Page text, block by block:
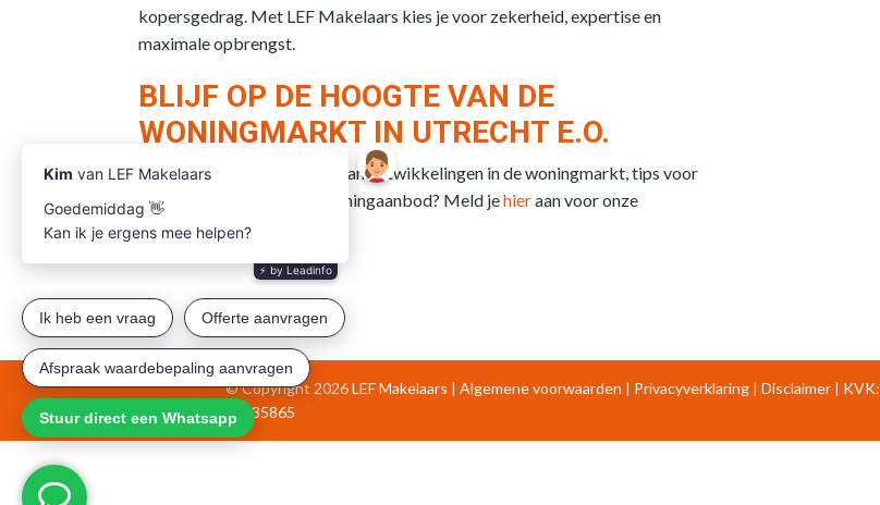
kopersgedrag. Met LEF Makelaars kies je voor zekerheid, expertise en
maximale opbrengst.
BLIJF OP DE HOOGTE VAN DE
WONINGMARKT IN UTRECHT E.O.
Wil je op de hoogte blijven van ontwikkelingen in de woningmarkt, tips voor
verkoop of het nieuwste woningaanbod? Meld jehieraan voor onze
nieuwsbrief!
© Copyright 2026LEF Makelaars | Algemene voorwaarden | Privacyverklaring | Disclaimer | KVK:
64435865